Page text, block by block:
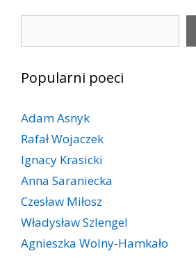
Popularni poeci
Adam Asnyk
Rafał Wojaczek
Ignacy Krasicki
Anna Saraniecka
Czesław Miłosz
Władysław Szlengel
Agnieszka Wolny-Hamkało